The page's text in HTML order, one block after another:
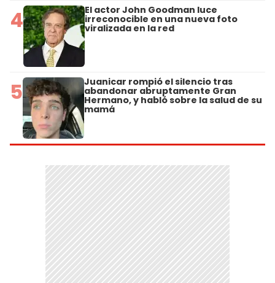
4 El actor John Goodman luce
irreconocible en una nueva foto
viralizada en la red
5 Juanicar rompió el silencio tras
abandonar abruptamente Gran
Hermano, y habló sobre la salud de su
mamá